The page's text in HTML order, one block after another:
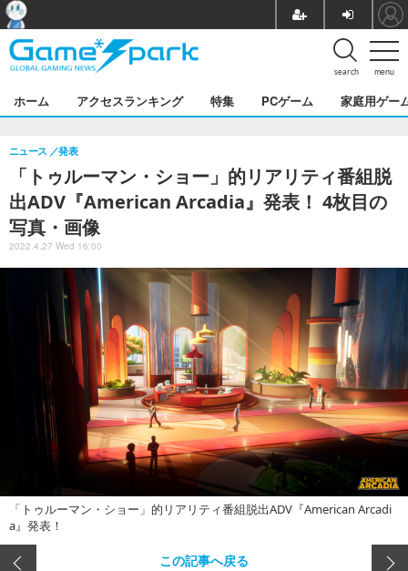
menu
search
ホーム アクセスランキング 特集 PCゲーム 家庭用ゲー
「トゥルーマン・ショー」的リアリティ番組脱
出ADV『American Arcadia』発表！ 4枚目の
写真・画像
ニュース 発表
2022.4.27 Wed 16:00
「トゥルーマン・ショー」的リアリティ番組脱出ADV『American Arcadi
a』発表！
この記事へ戻る